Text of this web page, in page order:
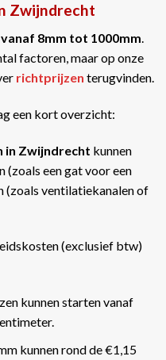
Zwijndrecht
8mm tot 1000mm.
factoren, maar op onze
richtprijzen terugvinden.
een kort overzicht:
in Zwijndrecht kunnen
(zoals een gat voor een
ventilatiekanalen of
(exclusief btw)
kunnen starten vanaf
kunnen rond de €1,15